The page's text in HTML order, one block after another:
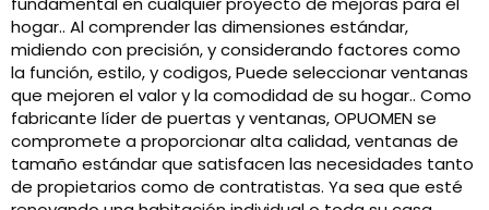
hogar.. Al comprender las dimensiones estándar,
midiendo con precisión, y considerando factores como
la función, estilo, y codigos, Puede seleccionar ventanas
que mejoren el valor y la comodidad de su hogar.. Como
fabricante líder de puertas y ventanas, OPUOMEN se
compromete a proporcionar alta calidad, ventanas de
tamaño estándar que satisfacen las necesidades tanto
de propietarios como de contratistas. Ya sea que esté